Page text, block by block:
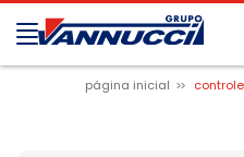
página inicial